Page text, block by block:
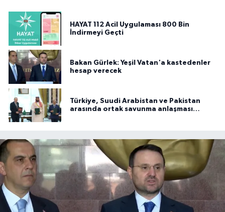
HAYAT 112 Acil Uygulaması 800 Bin
İndirmeyi Geçti
Bakan Gürlek: Yeşil Vatan'a kastedenler
hesap verecek
Türkiye, Suudi Arabistan ve Pakistan
arasında ortak savunma anlaşması